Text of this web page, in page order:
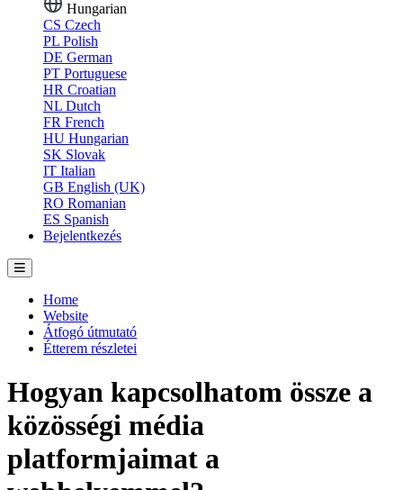
Hungarian
CS Czech
PL Polish
DE German
PT Portuguese
HR Croatian
NL Dutch
FR French
HU Hungarian
SK Slovak
IT Italian
GB English (UK)
RO Romanian
ES Spanish
Bejelentkezés
Home
Website
Átfogó útmutató
Étterem részletei
Hogyan kapcsolhatom össze a
közösségi média
platformjaimat a